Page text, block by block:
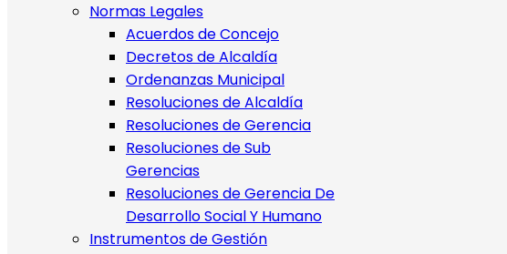
Normas Legales
Acuerdos de Concejo
Decretos de Alcaldía
Ordenanzas Municipal
Resoluciones de Alcaldía
Resoluciones de Gerencia
Resoluciones de Sub
Gerencias
Resoluciones de Gerencia De
Desarrollo Social Y Humano
Instrumentos de Gestión